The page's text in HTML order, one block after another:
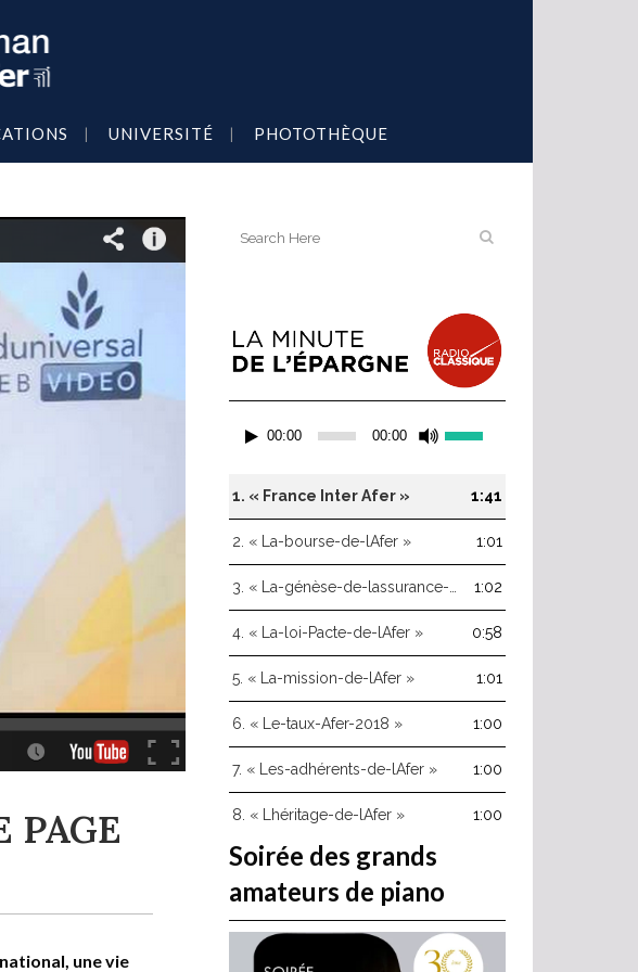
UNIVERSITÉ PHOTOTHÈQUE
PAGE
une vie
audio
00:00 00:00
les
haut/bas
pour
augmenter
ou
diminuer
le
volume.
1. « France Inter Afer » 1:41
2. « La-bourse-de-lAfer » 1:01
3. « La-génèse-de-lassurance-vie » 1:02
4. « La-loi-Pacte-de-lAfer » 0:58
5. « La-mission-de-lAfer » 1:01
6. « Le-taux-Afer-2018 » 1:00
7. « Les-adhérents-de-lAfer » 1:00
8. « Lhéritage-de-lAfer » 1:00
Soirée des grands
amateurs de piano